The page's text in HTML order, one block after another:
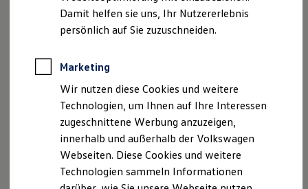
Elektrofahrzeugkonzepte
ID. EVERY1
Reichweite
Rekuperation
Laden unterwegs
Laden Zuhause
Ladestationen finden
Ladezeitensimulator
Batterie
Sicherheit
Nachhaltigkeit
Vorteile fürVolkswagenModelle mit
Mehr Fahrdynamik, Sicherheit und Komfort
durch speziell auf das VolkswagenModell
abgestimmte Autoreifen
Hohe Laufleistung und Fahrstabilität dank
optimierter Reifenkonstruktion und besonderem
Material-Mix
Damit helfen sie uns, Ihr Nutzererlebnis
persönlich auf Sie zuzuschneiden.
Marketing
Wir nutzen diese Cookies und weitere
Technologien, um Ihnen auf Ihre Interessen
zugeschnittene Werbung anzuzeigen,
innerhalb und außerhalb der Volkswagen
Webseiten. Diese Cookies und weitere
Technologien sammeln Informationen